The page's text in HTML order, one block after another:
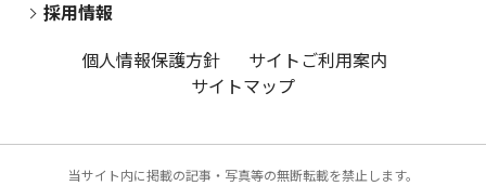
採用情報
個人情報保護方針
サイトご利用案内
サイトマップ
当サイト内に掲載の記事・写真等の無断転載を禁止します。